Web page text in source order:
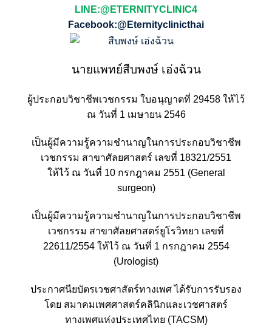
LINE:@ETERNITYCLINIC4
Facebook:@Eternityclinicthai
นายแพทย์สืบพงษ์ เอ่งฉ้วน
ผู้ประกอบวิชาชีพเวชกรรม ใบอนุญาตที่ 29458 ให้ไว้
ณ วันที่ 1 เมษายน 2546
เป็นผู้มีความรู้ความชำนาญในการประกอบวิชาชีพ
เวชกรรม สาขาศัลยศาสตร์ เลขที่ 18321/2551
ให้ไว้ ณ วันที่ 10 กรกฎาคม 2551 (General
surgeon)
เป็นผู้มีความรู้ความชำนาญในการประกอบวิชาชีพ
เวชกรรม สาขาศัลยศาสตร์ยูโรวิทยา เลขที่
22611/2554 ให้ไว้ ณ วันที่ 1 กรกฎาคม 2554
(Urologist)
ประกาศนียบัตรเวชศาสัตร์ทางเพศ ได้รับการรับรอง
โดย สมาคมเพศศาสตร์คลินิกและเวชศาสตร์
ทางเพศแห่งประเทศไทย (TACSM)